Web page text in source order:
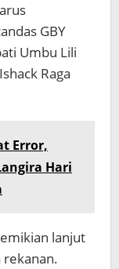
GBY
Umbu Lili
Raga
Error,
Hari
lanjut
rekanan.